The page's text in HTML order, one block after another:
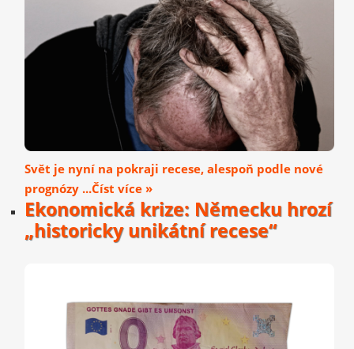
Svět je nyní na pokraji recese, alespoň podle nové
prognózy ...Číst více »
Ekonomická krize: Německu hrozí
„historicky unikátní recese“